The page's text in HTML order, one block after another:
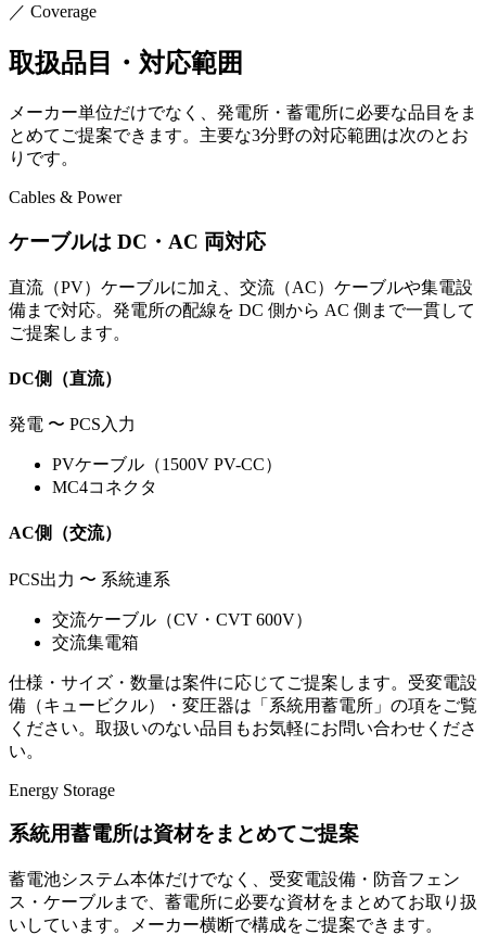
／ Coverage
取扱品目・対応範囲
メーカー単位だけでなく、発電所・蓄電所に必要な品目をま
とめてご提案できます。主要な3分野の対応範囲は次のとお
りです。
Cables & Power
ケーブルは DC・AC 両対応
直流（PV）ケーブルに加え、交流（AC）ケーブルや集電設
備まで対応。発電所の配線を DC 側から AC 側まで一貫して
ご提案します。
DC側（直流）
発電 〜 PCS入力
PVケーブル（1500V PV-CC）
MC4コネクタ
AC側（交流）
PCS出力 〜 系統連系
交流ケーブル（CV・CVT 600V）
交流集電箱
仕様・サイズ・数量は案件に応じてご提案します。受変電設
備（キュービクル）・変圧器は「系統用蓄電所」の項をご覧
ください。取扱いのない品目もお気軽にお問い合わせくださ
い。
Energy Storage
系統用蓄電所は資材をまとめてご提案
蓄電池システム本体だけでなく、受変電設備・防音フェン
ス・ケーブルまで、蓄電所に必要な資材をまとめてお取り扱
いしています。メーカー横断で構成をご提案できます。